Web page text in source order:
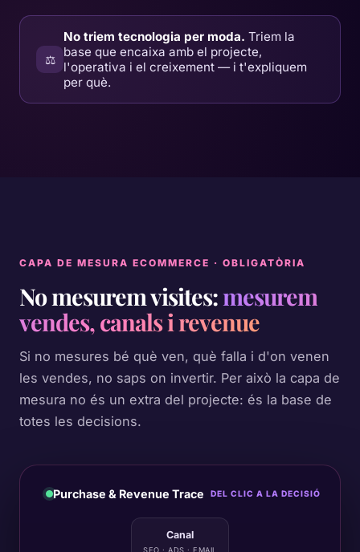
⚖️
No triem tecnologia per moda. Triem la
base que encaixa amb el projecte,
l'operativa i el creixement — i t'expliquem
per què.
CAPA DE MESURA ECOMMERCE · OBLIGATÒRIA
No mesurem visites:mesurem
vendes, canals i revenue
Si no mesures bé què ven, què falla i d'on venen
les vendes, no saps on invertir. Per això la capa de
mesura no és un extra del projecte: és la base de
totes les decisions.
Purchase & Revenue Trace DEL CLIC A LA DECISIÓ
Canal
SEO · ADS · EMAIL